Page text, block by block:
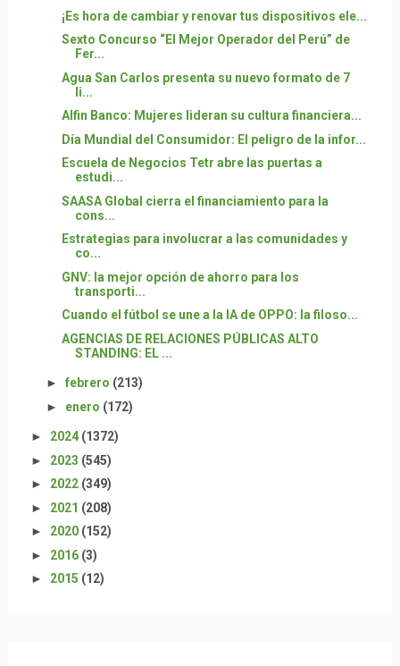
¡Es hora de cambiar y renovar tus dispositivos ele...
Sexto Concurso “El Mejor Operador del Perú” de
Fer...
Agua San Carlos presenta su nuevo formato de 7
li...
Alfin Banco: Mujeres lideran su cultura financiera...
Día Mundial del Consumidor: El peligro de la infor...
Escuela de Negocios Tetr abre las puertas a
estudi...
SAASA Global cierra el financiamiento para la
cons...
Estrategias para involucrar a las comunidades y
co...
GNV: la mejor opción de ahorro para los
transporti...
Cuando el fútbol se une a la IA de OPPO: la filoso...
AGENCIAS DE RELACIONES PÚBLICAS ALTO
STANDING: EL ...
► febrero (213)
► enero (172)
► 2024 (1372)
► 2023 (545)
► 2022 (349)
► 2021 (208)
► 2020 (152)
► 2016 (3)
► 2015 (12)